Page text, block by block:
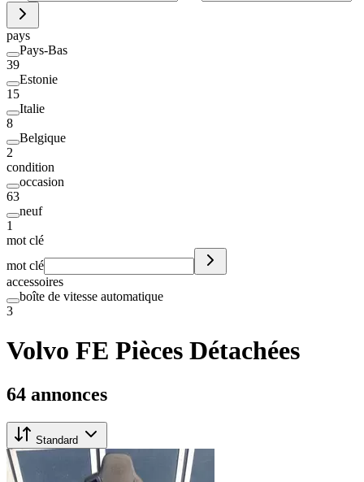
pays
Pays-Bas
39
Estonie
15
Italie
8
Belgique
2
condition
occasion
63
neuf
1
mot clé
mot clé
accessoires
boîte de vitesse automatique
3
Volvo FE Pièces Détachées
64 annonces
Standard